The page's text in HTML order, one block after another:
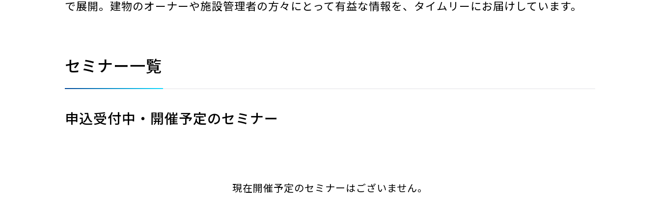
で展開。建物のオーナーや施設管理者の方々にとって有益な情報を、タイムリーにお届けしています。
セミナー一覧
申込受付中・開催予定のセミナー
現在開催予定のセミナーはございません。